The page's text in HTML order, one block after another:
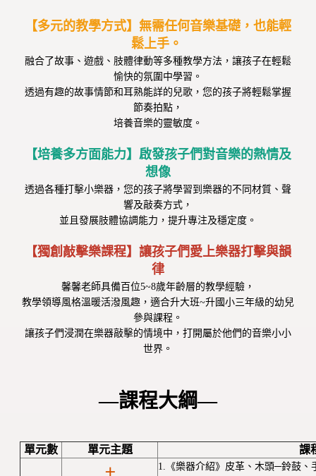
【多元的教學方式】無需任何音樂基礎，也能輕
鬆上手。
融合了故事、遊戲、肢體律動等多種教學方法，讓孩子在輕鬆
愉快的氛圍中學習。
透過有趣的故事情節和耳熟能詳的兒歌，您的孩子將輕鬆掌握
節奏拍點，
培養音樂的靈敏度。
【培養多方面能力】啟發孩子們對音樂的熱情及
想像
透過各種打擊小樂器，您的孩子將學習到樂器的不同材質、聲
響及敲奏方式，
並且發展肢體協調能力，提升專注及穩定度。
【獨創敲擊樂課程】讓孩子們愛上樂器打擊與韻
律
馨馨老師具備百位5~8歲年齡層的教學經驗，
教學領導風格溫暖活潑風趣，適合升大班~升國小三年級的幼兒
參與課程。
讓孩子們浸潤在樂器敲擊的情境中，打開屬於他們的音樂小小
世界。
—課程大綱—
單元數 單元主題
課
土
1.《樂器介紹》皮革、木頭─鈴鼓、